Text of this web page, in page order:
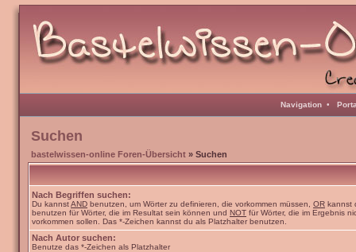
Navigation •
Suchen
bastelwissen-online Foren-Übersicht » Suchen
Nach Begriffen suchen:
Du kannstAND benutzen, um Wörter zu definieren, die vorkommen müssen, OR kannst
benutzen für Wörter, die im Resultat sein können und NOT für Wörter, die im Ergebnis
vorkommen sollen. Das *-Zeichen kannst du als Platzhalter benutzen.
Nach Autor suchen:
Benutze das *-Zeichen als Platzhalter